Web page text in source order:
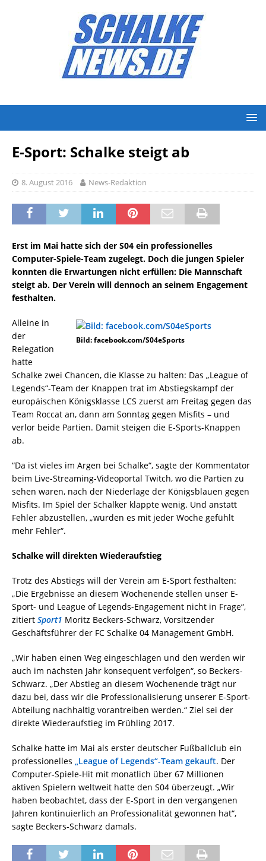
E-Sport: Schalke steigt ab
8. August 2016 News-Redaktion
Erst im Mai hatte sich der S04 ein professionelles
Computer-Spiele-Team zugelegt. Doch die jungen Spieler
konnten die Erwartungen nicht erfüllen: Die Mannschaft
steigt ab. Der Verein will dennoch an seinem Engagement
festhalten.
Bild: facebook.com/S04eSports
Alleine in
der
Relegation
hatte
Schalke zwei Chancen, die Klasse zu halten: Das „League of
Legends“-Team der Knappen trat im Abstiegskampf der
europäischen Königsklasse LCS zuerst am Freitag gegen das
Team Roccat an, dann am Sonntag gegen Misfits – und
verlor beide Partien. Damit steigen die E-Sports-Knappen
ab.
“Da ist vieles im Argen bei Schalke“, sagte der Kommentator
beim Live-Streaming-Videoportal Twitch, wo die Partien zu
sehen waren, nach der Niederlage der Königsblauen gegen
Misfits. Im Spiel der Schalker klappte wenig. Und anstatt
Fehler abzustellen, „wurden es mit jeder Woche gefühlt
mehr Fehler“.
Schalke will direkten Wiederaufstieg
Trotz des Abstiegs will der Verein am E-Sport festhalten:
„Die Ergebnisse an diesem Wochenende stellen unser E-
Sport- und League of Legends-Engagement nicht in Frage“,
zitiert Sport1 Moritz Beckers-Schwarz, Vorsitzender
Geschäftsführer der FC Schalke 04 Management GmbH.
„Wir haben einen Weg eingeschlagen und den werden wir
auch im nächsten Jahr konsequent verfolgen“, so Beckers-
Schwarz. „Der Abstieg an diesem Wochenende trägt nur
dazu bei, dass wir die Professionalisierung unserer E-Sport-
Abteilung nachhaltig vorantreiben werden.“ Ziel sei der
direkte Wiederaufstieg im Frühling 2017.
Schalke hatte im Mai als erster deutscher Fußballclub ein
professionelles „League of Legends“-Team gekauft. Der
Computer-Spiele-Hit mit monatlich über 67 Millionen
aktiven Spielern weltweit hatte den S04 überzeugt. „Wir
haben beobachtet, dass der E-Sport in den vergangenen
Jahren kontinuierlich an Professionalität gewonnen hat“,
sagte Beckers-Schwarz damals.